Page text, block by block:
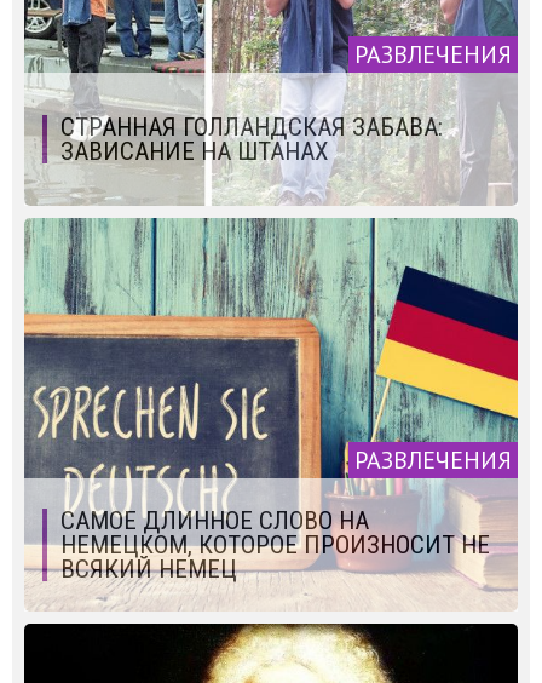
РАЗВЛЕЧЕНИЯ
СТРАННАЯ ГОЛЛАНДСКАЯ ЗАБАВА:
ЗАВИСАНИЕ НА ШТАНАХ
РАЗВЛЕЧЕНИЯ
САМОЕ ДЛИННОЕ СЛОВО НА
НЕМЕЦКОМ, КОТОРОЕ ПРОИЗНОСИТ НЕ
ВСЯКИЙ НЕМЕЦ